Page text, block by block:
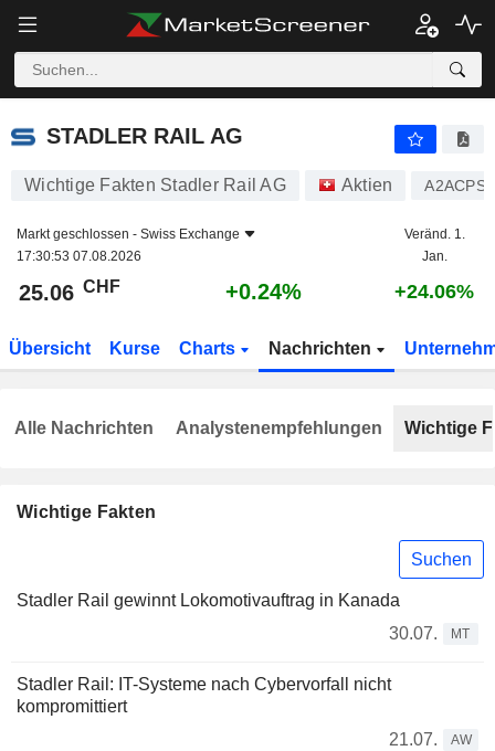
STADLER RAIL AG
STADLER RAIL AG
Wichtige Fakten Stadler Rail AG Aktien A2ACPS
Markt geschlossen - Swiss Exchange
17:30:53 07.08.2026
Veränd. 1.
Jan.
25.06 CHF +0.24% +24.06%
Übersicht Kurse Charts Nachrichten
Wichtige Fakten
Suchen
Stadler Rail gewinnt Lokomotivauftrag in Kanada
30.07.
MT
Stadler Rail: IT-Systeme nach Cybervorfall nicht
kompromittiert
21.07.
AW
Alle Nachrichten Analystenempfehlungen Wichtige